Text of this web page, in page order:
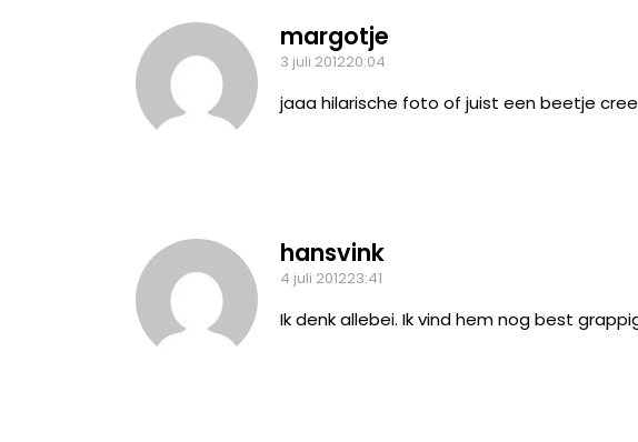
margotje
3 juli 201220:04
jaaa hilarische foto of juist een beetje
hansvink
4 juli 201223:41
Ik denk allebei. Ik vind hem nog best